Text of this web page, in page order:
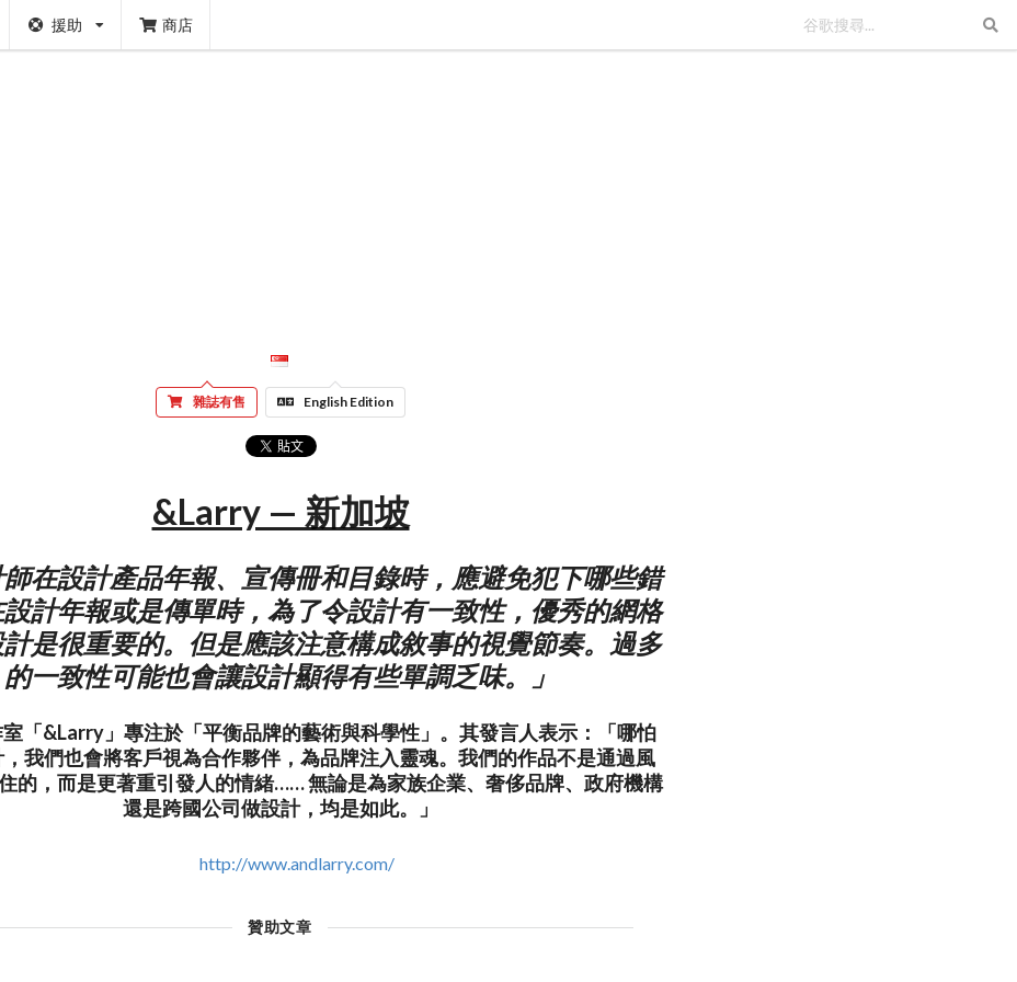
援助 商店
雜誌有售 English Edition
&Larry — 新加坡
在設計產品年報、宣傳冊和目錄時，應避免犯下哪些錯
計年報或是傳單時，為了令設計有一致性，優秀的網格
是很重要的。但是應該注意構成敘事的視覺節奏。過多
的一致性可能也會讓設計顯得有些單調乏味。」
「&Larry」專注於「平衡品牌的藝術與科學性」。其發言人表示：「哪怕
我們也會將客戶視為合作夥伴，為品牌注入靈魂。我們的作品不是通過風
的，而是更著重引發人的情緒…… 無論是為家族企業、奢侈品牌、政府機構
還是跨國公司做設計，均是如此。」
http://www.andlarry.com/
贊助文章